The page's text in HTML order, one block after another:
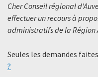
Cher Conseil régional
effectuer un recours à
administratifs de la Région
Seules les demandes
?